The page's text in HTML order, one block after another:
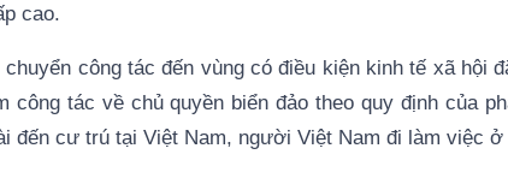
cao.
công tác đến vùng có điều kiện kinh tế xã hội
tác về chủ quyền biển đảo theo quy định của
đến cư trú tại Việt Nam, người Việt Nam đi làm việc